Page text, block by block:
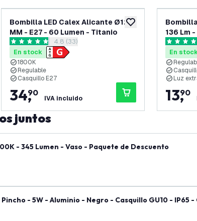
de deseos añadir a lista de
Bombilla LED Calex Alicante Ø125
MM - E27 - 60 Lumen - Titanio
abrir el panel de reseñas
4.8 estrellas de puntuación
4.8 (33)
En stock
1800K
Regulable
Casquillo E27
34,
90
IVA incluido
136 Lm
5 estrellas
En
Luz
13,
90
juntos
- 345 Lumen - Vaso - Paquete de Descuento
- 5W - Aluminio - Negro - Casquillo GU10 - IP65